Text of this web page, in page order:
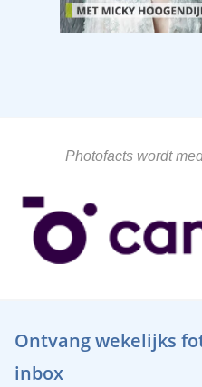
Photofacts wordt
Ontvang wekelijks
inbox